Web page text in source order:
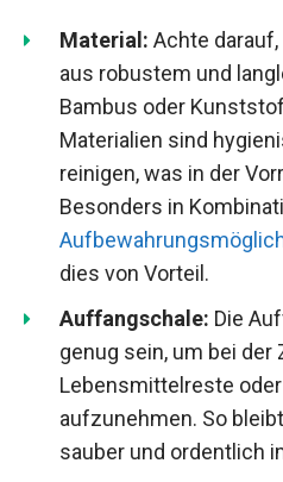
Material: Achte
aus robustem und
Bambus oder
Materialien sind
reinigen, was in der
Besonders in
dies von Vorteil.
Auffangschale: Die
genug sein, um bei
Lebensmittelreste
aufzunehmen. So
sauber und ordentlich